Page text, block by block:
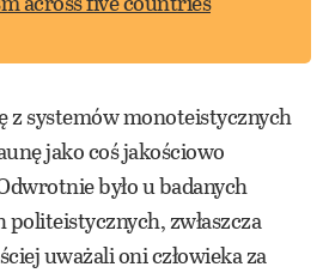
z systemów monoteistycznych
jako coś jakościowo
było u badanych
zwłaszcza
uważali oni człowieka za